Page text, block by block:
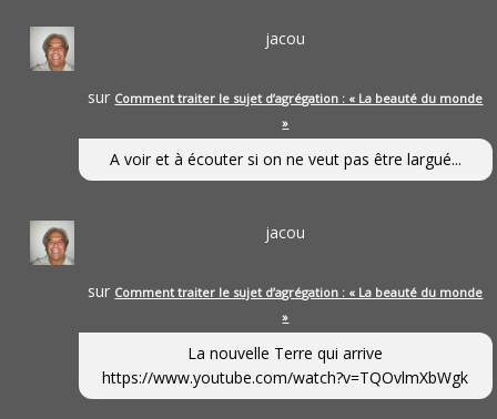
jacou
sur Comment traiter le sujet d’agrégation : « La beauté du monde
»
A voir et à écouter si on ne veut pas être largué...
jacou
sur Comment traiter le sujet d’agrégation : « La beauté du monde
»
La nouvelle Terre qui arrive
https://www.youtube.com/watch?v=TQOvlmXbWgk